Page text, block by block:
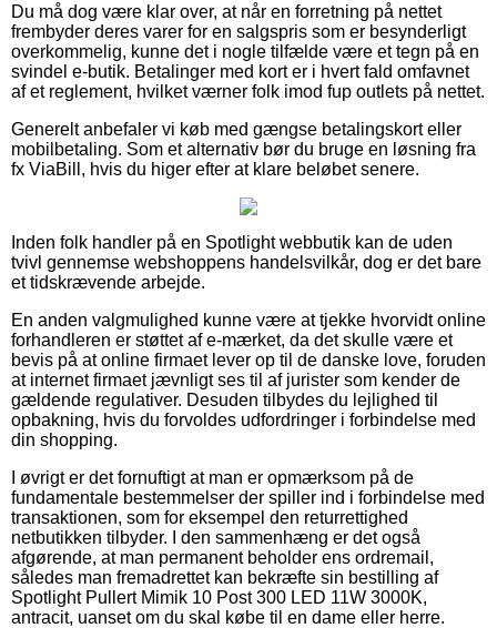
Du må dog være klar over, at når en forretning på nettet
frembyder deres varer for en salgspris som er besynderligt
overkommelig, kunne det i nogle tilfælde være et tegn på en
svindel e-butik. Betalinger med kort er i hvert fald omfavnet
af et reglement, hvilket værner folk imod fup outlets på nettet.
Generelt anbefaler vi køb med gængse betalingskort eller
mobilbetaling. Som et alternativ bør du bruge en løsning fra
fx ViaBill, hvis du higer efter at klare beløbet senere.
Inden folk handler på en Spotlight webbutik kan de uden
tvivl gennemse webshoppens handelsvilkår, dog er det bare
et tidskrævende arbejde.
En anden valgmulighed kunne være at tjekke hvorvidt online
forhandleren er støttet af e-mærket, da det skulle være et
bevis på at online firmaet lever op til de danske love, foruden
at internet firmaet jævnligt ses til af jurister som kender de
gældende regulativer. Desuden tilbydes du lejlighed til
opbakning, hvis du forvoldes udfordringer i forbindelse med
din shopping.
I øvrigt er det fornuftigt at man er opmærksom på de
fundamentale bestemmelser der spiller ind i forbindelse med
transaktionen, som for eksempel den returrettighed
netbutikken tilbyder. I den sammenhæng er det også
afgørende, at man permanent beholder ens ordremail,
således man fremadrettet kan bekræfte sin bestilling af
Spotlight Pullert Mimik 10 Post 300 LED 11W 3000K,
antracit, uanset om du skal købe til en dame eller herre.